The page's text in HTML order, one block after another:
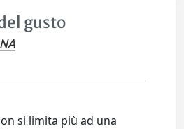
gusto
si limita più ad una